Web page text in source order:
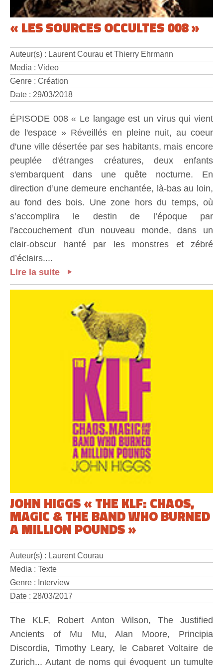
« LES SOURCES OCCULTES 008 »
Auteur(s) : Laurent Courau et Thierry Ehrmann
Media : Video
Genre : Création
Date : 29/03/2018
ÉPISODE 008 « Le langage est un virus qui vient
de l'espace » Réveillés en pleine nuit, au coeur
d'une ville désertée par ses habitants, mais encore
peuplée d'étranges créatures, deux enfants
s'embarquent dans une quête nocturne. En
direction d’une demeure enchantée, là-bas au loin,
au fond des bois. Une zone hors du temps, où
s’accomplira le destin de l’époque par
l'accouchement d'un nouveau monde, dans un
clair-obscur hanté par les monstres et zébré
d’éclairs....
Lire la suite
JOHN HIGGS « THE KLF: CHAOS,
MAGIC & THE BAND WHO BURNED
A MILLION POUNDS »
Auteur(s) : Laurent Courau
Media : Texte
Genre : Interview
Date : 28/03/2017
The KLF, Robert Anton Wilson, The Justified
Ancients of Mu Mu, Alan Moore, Principia
Discordia, Timothy Leary, le Cabaret Voltaire de
Zurich... Autant de noms qui évoquent un tumulte